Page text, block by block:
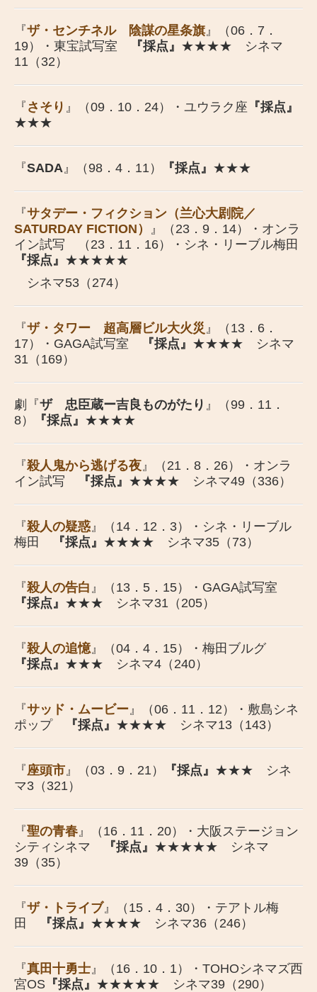
『ザ・センチネル 陰謀の星条旗』（06．7．
19）・東宝試写室
『採点』 ★★★★ シネマ
11（32）
『 さそり 』（09．10．24）・ユウラク座 『採点』
★★★
『SADA 』（98．4．11） 『採点』 ★★★
『サタデー・フィクション（兰心大剧院／
SATURDAY FICTION）
』（23．9．14）・オンラ
イン試写 （23．11．16）・シネ・リーブル梅田
『採点』 ★★★★★
シネマ53（274）
『ザ・タワー 超高層ビル大火災 』（13．6．
17）・GAGA試写室
『採点』 ★★★★ シネマ
31（169）
劇『ザ 忠臣蔵ー吉良ものがたり 』（99．11．
8）
『採点』 ★★★★
『殺人鬼から逃げる夜 』（21．8．26）・オンラ
イン試写
『採点 』 ★★★★ シネマ49（336）
『殺人の疑惑 』（14．12．3）・シネ・リーブル
梅田
『採点』 ★★★★ シネマ35（73）
『殺人の告白 』（13．5．15）・GAGA試写室
『採点』 ★★★ シネマ31（205）
『殺人の追憶』（04．4．15）・梅田ブルグ
『採点』 ★★★ シネマ4（240）
『サッド・ムービー 』（06．11．12）・敷島シネ
ポップ
『採点』 ★★★★ シネマ13（143）
『 座頭市 』（03．9．21） 『採点』 ★★★ シネ
マ3（321）
『聖の青春 』（16．11．20）・大阪ステージョン
シティシネマ
『採点』 ★★★★★ シネマ
39（35）
『ザ・トライブ』（15．4．30）・テアトル梅
田
『採点』 ★★★★ シネマ36（246）
『真田十勇士 』（16．10．1）・TOHOシネマズ西
宮OS 『採点』 ★★★★★ シネマ39（290）